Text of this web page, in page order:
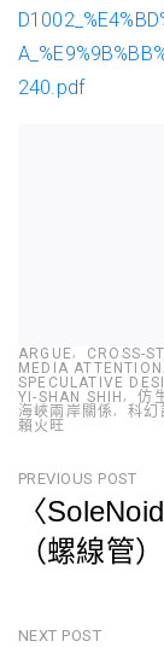
240.pdf
ARGUE CROSS-
MEDIA ATTENTION
SPECULATIVE
YI-SHAN SHIH
仿
海峽兩岸關係
科幻
賴火旺
文
章
導
覽
PREVIOUS POST
〈
（螺線管）
NEXT POST